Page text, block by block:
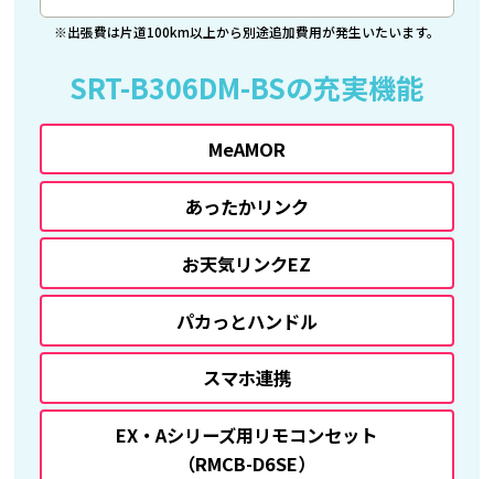
※出張費は片道100km以上から別途追加費用が発生いたいます。
SRT-B306DM-BSの充実機能
MeAMOR
あったかリンク
お天気リンクEZ
パカっとハンドル
スマホ連携
EX・Aシリーズ用リモコンセット
（RMCB-D6SE）